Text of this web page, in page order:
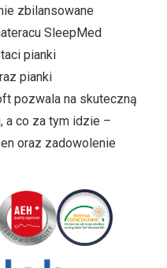
zbilansowane
SleepMed
pianki
pianki
pozwala na skuteczną
a co za tym idzie –
oraz zadowolenie